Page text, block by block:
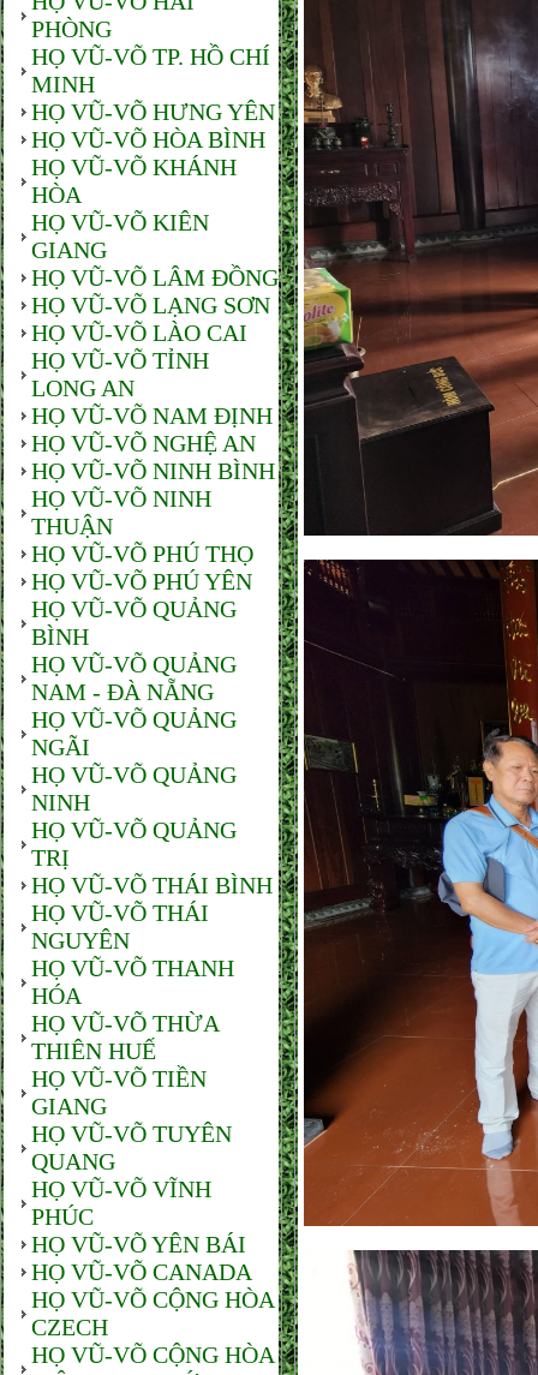
PHÒNG
HỌ VŨ-VÕ TP. HỒ CHÍ
MINH
HỌ VŨ-VÕ HƯNG YÊN
HỌ VŨ-VÕ HÒA BÌNH
HỌ VŨ-VÕ KHÁNH
HÒA
HỌ VŨ-VÕ KIÊN
GIANG
HỌ VŨ-VÕ LÂM ĐỒNG
HỌ VŨ-VÕ LẠNG SƠN
HỌ VŨ-VÕ LÀO CAI
HỌ VŨ-VÕ TỈNH
LONG AN
HỌ VŨ-VÕ NAM ĐỊNH
HỌ VŨ-VÕ NGHỆ AN
HỌ VŨ-VÕ NINH BÌNH
HỌ VŨ-VÕ NINH
THUẬN
HỌ VŨ-VÕ PHÚ THỌ
HỌ VŨ-VÕ PHÚ YÊN
HỌ VŨ-VÕ QUẢNG
BÌNH
HỌ VŨ-VÕ QUẢNG
NAM - ĐÀ NẴNG
HỌ VŨ-VÕ QUẢNG
NGÃI
HỌ VŨ-VÕ QUẢNG
NINH
HỌ VŨ-VÕ QUẢNG
TRỊ
HỌ VŨ-VÕ THÁI BÌNH
HỌ VŨ-VÕ THÁI
NGUYÊN
HỌ VŨ-VÕ THANH
HÓA
HỌ VŨ-VÕ THỪA
THIÊN HUẾ
HỌ VŨ-VÕ TIỀN
GIANG
HỌ VŨ-VÕ TUYÊN
QUANG
HỌ VŨ-VÕ VĨNH
PHÚC
HỌ VŨ-VÕ YÊN BÁI
HỌ VŨ-VÕ CANADA
HỌ VŨ-VÕ CỘNG HÒA
CZECH
HỌ VŨ-VÕ CỘNG HÒA